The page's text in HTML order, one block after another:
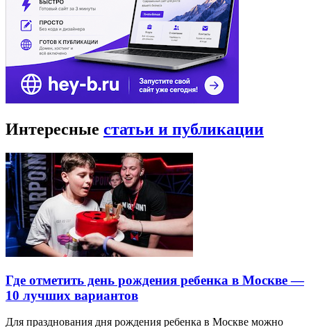
Интересные статьи и публикации
Где отметить день рождения ребенка в Москве —
10 лучших вариантов
Для празднования дня рождения ребенка в Москве можно